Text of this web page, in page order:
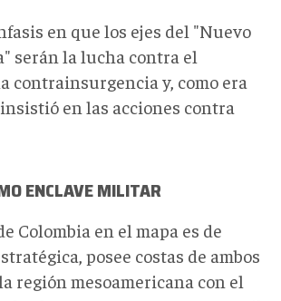
en que los ejes del "Nuevo
serán la lucha contra el
contrainsurgencia y, como era
en las acciones contra
ENCLAVE MILITAR
Colombia en el mapa es de
posee costas de ambos
región mesoamericana con el